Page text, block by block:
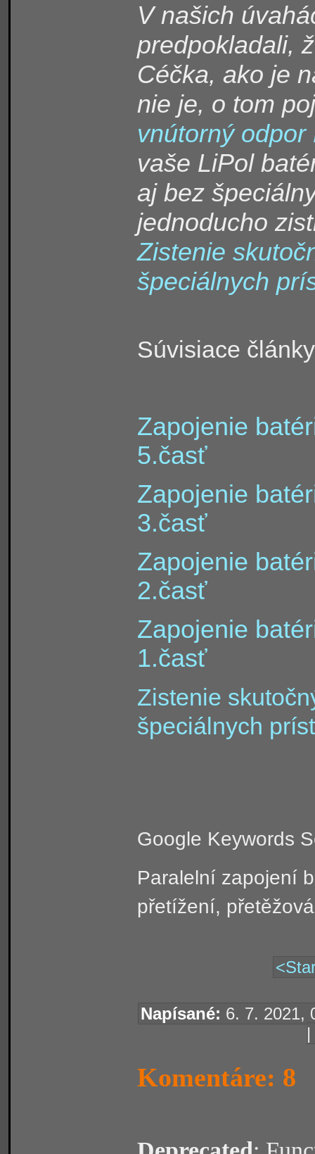
V našich
predpokladali,
Céčka, ako je
nie je, o tom
vnútorný odpor
vaše LiPol
aj bez
jednoducho
Zistenie
špeciálnych
Súvisiace
Zapojenie
5.časť
Zapojenie
3.časť
Zapojenie
2.časť
Zapojenie
1.časť
Zistenie
špeciálnych
Google Keywords
Paralelní zapojení
přetížení,
Napísané: 6. 7. 2021,
|
Komentáre: 8